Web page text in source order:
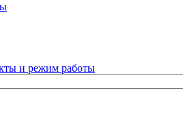
и режим работы